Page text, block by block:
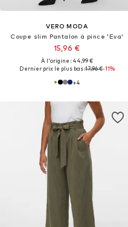
VERO MODA
Coupe slim Pantalon à pince 'Eva'
15,96 €
À l'origine : 44,99 €
Dernier prix le plus bas :17,96 €-11%
+4